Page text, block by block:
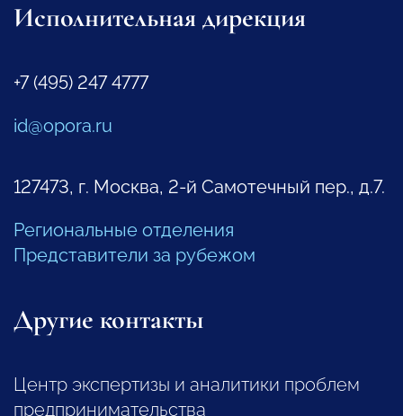
Исполнительная дирекция
+7 (495) 247 4777
id@opora.ru
127473, г. Москва, 2-й Самотечный пер., д.7.
Региональные отделения
Представители за рубежом
Другие контакты
Центр экспертизы и аналитики проблем
предпринимательства